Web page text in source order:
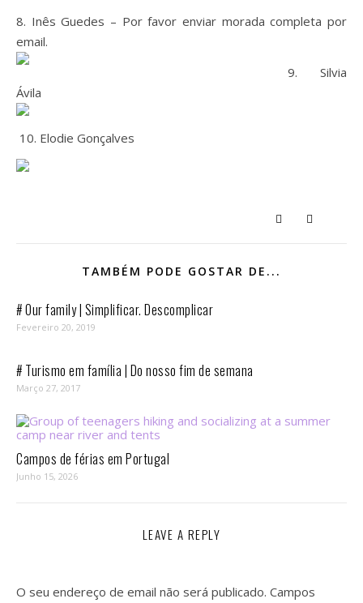
8. Inês Guedes – Por favor enviar morada completa por
email.
9. Silvia
Ávila
10. Elodie Gonçalves
TAMBÉM PODE GOSTAR DE...
# Our family | Simplificar. Descomplicar
Fevereiro 20, 2019
# Turismo em família | Do nosso fim de semana
Março 27, 2017
Campos de férias em Portugal
Junho 15, 2026
LEAVE A REPLY
O seu endereço de email não será publicado. Campos